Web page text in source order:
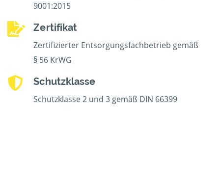
9001:2015
Zertifikat
Zertifizierter Entsorgungsfachbetrieb gemäß
§ 56 KrWG
Schutzklasse
Schutzklasse 2 und 3 gemäß DIN 66399